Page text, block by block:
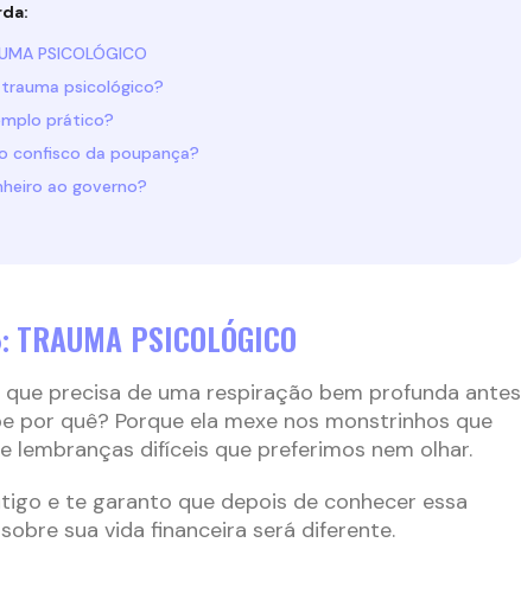
PSICOLÓGICO
psicológico?
prático?
confisco da poupança?
ao governo?
TRAUMA PSICOLÓGICO
que precisa de uma respiração bem profunda antes
por quê? Porque ela mexe nos monstrinhos que
lembranças difíceis que preferimos nem olhar.
e te garanto que depois de conhecer essa
sua vida financeira será diferente.